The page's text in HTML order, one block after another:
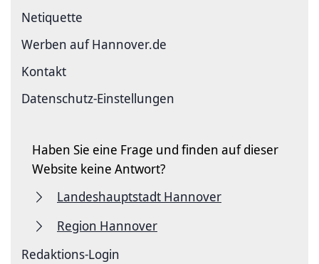
Netiquette
Werben auf Hannover.de
Kontakt
Datenschutz-Einstellungen
Haben Sie eine Frage und finden auf dieser
Website keine Antwort?
Landeshauptstadt Hannover
Region Hannover
Redaktions-Login